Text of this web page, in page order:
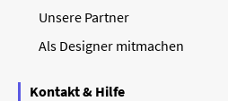
Unsere Partner
Als Designer mitmachen
Kontakt & Hilfe